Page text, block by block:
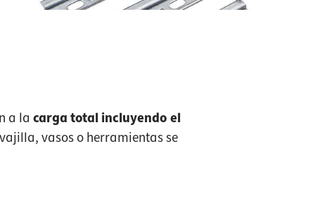
a la carga total incluyendo el
vasos o herramientas se